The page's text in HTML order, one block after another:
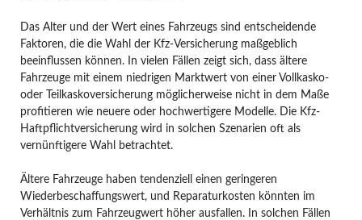
Das Alter und der Wert eines Fahrzeugs sind entscheidende
Faktoren, die die Wahl der Kfz-Versicherung maßgeblich
beeinflussen können. In vielen Fällen zeigt sich, dass ältere
Fahrzeuge mit einem niedrigen Marktwert von einer Vollkasko-
oder Teilkaskoversicherung möglicherweise nicht in dem Maße
profitieren wie neuere oder hochwertigere Modelle. Die Kfz-
Haftpflichtversicherung wird in solchen Szenarien oft als
vernünftigere Wahl betrachtet.
Ältere Fahrzeuge haben tendenziell einen geringeren
Wiederbeschaffungswert, und Reparaturkosten könnten im
Verhältnis zum Fahrzeugwert höher ausfallen. In solchen Fällen